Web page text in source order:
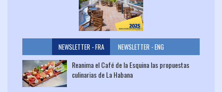
NEWSLETTER - FRA NEWSLETTER - ENG
Reanima el Café de la Esquina las propuestas
culinarias de La Habana